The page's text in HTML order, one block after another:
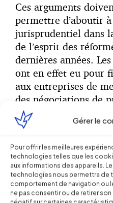
Gérer le
Pour offrir les meilleures
technologies telles que les
aux informations des appareils.
technologies nous permettra de
comportement de navigation ou
ne pas consentir ou de retirer
Ces arguments
permettre d’aboutir
jurisprudentiel dans
de l’esprit des
dernières années.
ont en effet eu pour
aux entreprises de
des négociations de
décentralisé, pour
spécificités « du
et les besoins des
D’autres partagent
« Avec les lois n°